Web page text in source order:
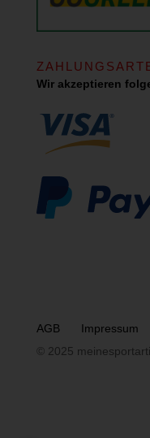
Wir akzeptieren
AGB Impressum
© 2025